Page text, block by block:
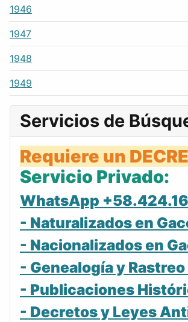
1946
1947
1948
1949
Servicios de
Requiere un
Servicio Privado:
WhatsApp
- Naturalizados en
- Nacionalizados en
- Genealogía y
- Publicaciones
- Decretos y Leyes